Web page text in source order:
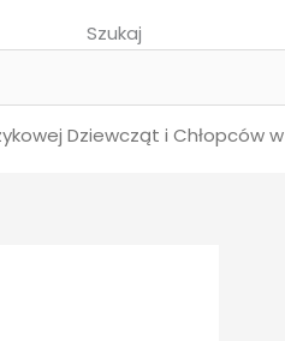
Szukaj
Dziewcząt i Chłopców w